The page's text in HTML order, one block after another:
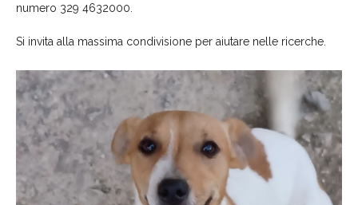
numero 329 4632000.
Si invita alla massima condivisione per aiutare nelle ricerche.